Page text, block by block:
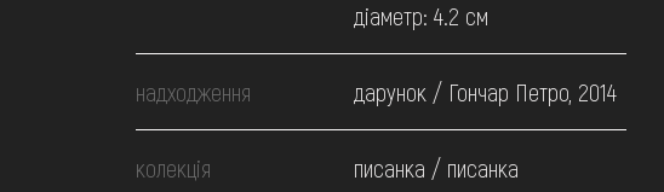
діаметр: 4.2 см
надходження дарунок / Гончар Петро, 2014
колекція писанка / писанка